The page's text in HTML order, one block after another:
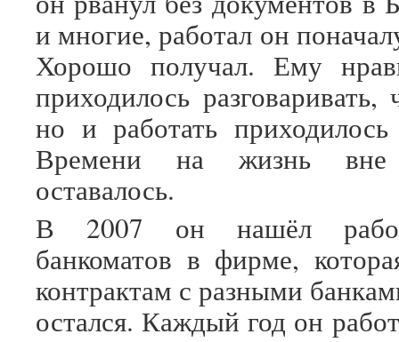
и многие, работал он
Хорошо получал. Ему
приходилось
но и работать
Времени на жизнь
оставалось.
В 2007 он нашёл
банкоматов в фирме,
контрактам с разными
остался. Каждый год он